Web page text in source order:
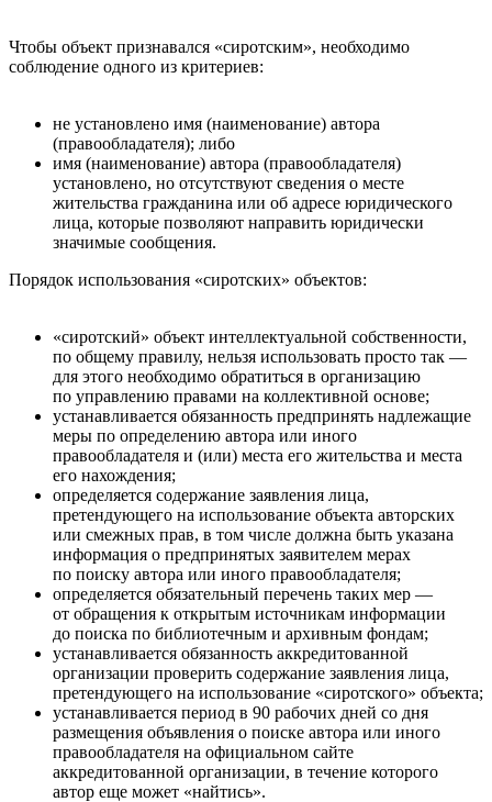
Чтобы объект признавался «сиротским», необходимо
соблюдение одного из критериев:
не установлено имя (наименование) автора
(правообладателя); либо
имя (наименование) автора (правообладателя)
установлено, но отсутствуют сведения о месте
жительства гражданина или об адресе юридического
лица, которые позволяют направить юридически
значимые сообщения.
Порядок использования «сиротских» объектов:
«сиротский» объект интеллектуальной собственности,
по общему правилу, нельзя использовать просто так —
для этого необходимо обратиться в организацию
по управлению правами на коллективной основе;
устанавливается обязанность предпринять надлежащие
меры по определению автора или иного
правообладателя и (или) места его жительства и места
его нахождения;
определяется содержание заявления лица,
претендующего на использование объекта авторских
или смежных прав, в том числе должна быть указана
информация о предпринятых заявителем мерах
по поиску автора или иного правообладателя;
определяется обязательный перечень таких мер —
от обращения к открытым источникам информации
до поиска по библиотечным и архивным фондам;
устанавливается обязанность аккредитованной
организации проверить содержание заявления лица,
претендующего на использование «сиротского» объекта;
устанавливается период в 90 рабочих дней со дня
размещения объявления о поиске автора или иного
правообладателя на официальном сайте
аккредитованной организации, в течение которого
автор еще может «найтись».